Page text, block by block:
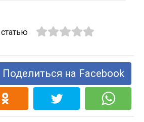
Поделиться на Facebook